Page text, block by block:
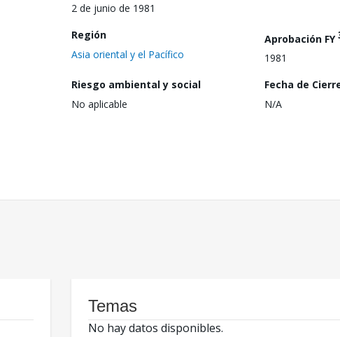
2 de junio de 1981
Región
Asia oriental y el Pacífico
Aprobación FY
1981
Riesgo ambiental y social
No aplicable
Fecha de
N/A
Temas
No hay datos disponibles.